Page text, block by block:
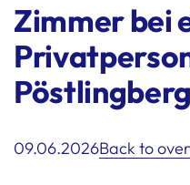
Zimmer bei
09.06.2026Back to